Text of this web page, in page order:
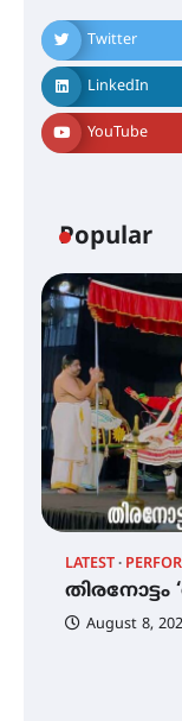
Twitter
LinkedIn
YouTube
Popular
LATEST
August 8,